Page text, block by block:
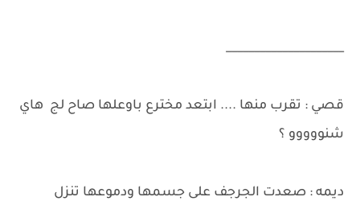
_____________________
قصي : تقرب منها .... ابتعد مخترع باوعلها صاح لج هاي
شنووووو ؟
ديمه : صعدت الجرجف على جسمها ودموعها تنزل